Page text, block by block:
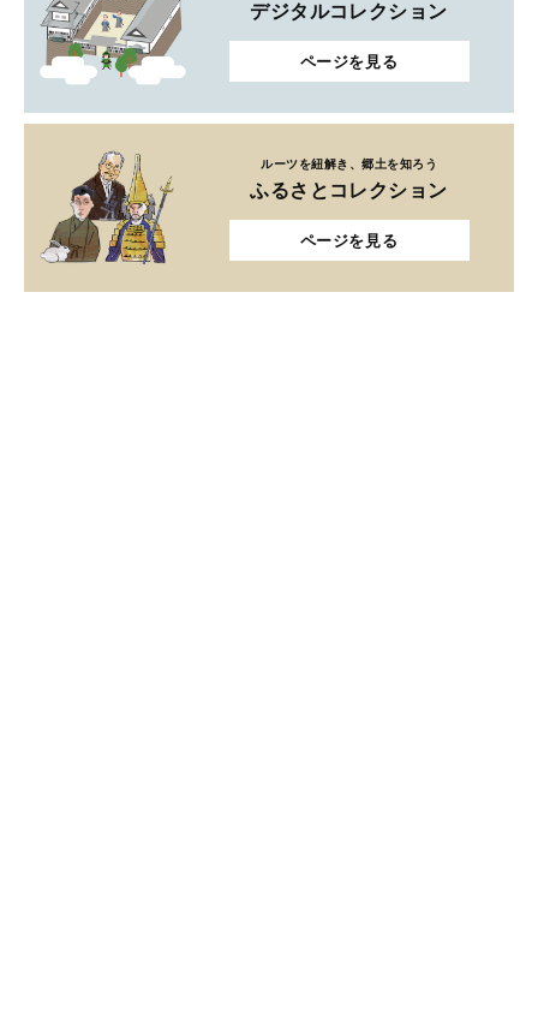
デジタルコレクション
ページを見る
ルーツを紐解き、郷土を知ろう
ふるさとコレクション
ページを見る